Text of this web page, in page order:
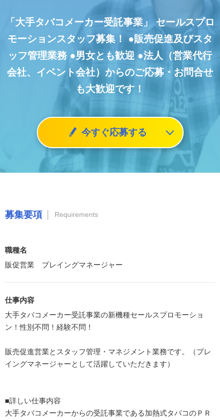
「大手タバコメーカー受託事業」
セールスプロ
モーションスタッフ募集！
●販売促進及びスタ
ッフ管理業務 ●男女とも歓迎 ●法人（営業代行
会社、イベント会社）からのご応募・お問合せ
も大歓迎です！
今すぐ応募する
募集要項 Requirements
職種名
販促営業 プレイングマネージャー
仕事内容
大手タバコメーカー受託事業の新機種セールスプロモーショ
ン！性別不問！経験不問！
販売促進営業とスタッフ管理・マネジメント業務です。（プレ
イングマネージャーとして活躍していただきます）
■詳しい仕事内容
大手タバコメーカーからの受託事業である加熱式タバコのＰＲ